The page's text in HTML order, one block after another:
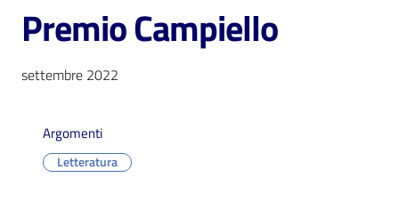
Entra
Cosa
fare
Premio Campiello
settembre 2022
Argomenti
Letteratura